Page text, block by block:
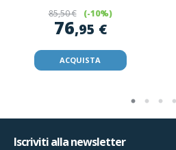
85,50 € (-10%)
76,95 €
ACQUISTA
Iscriviti alla newsletter